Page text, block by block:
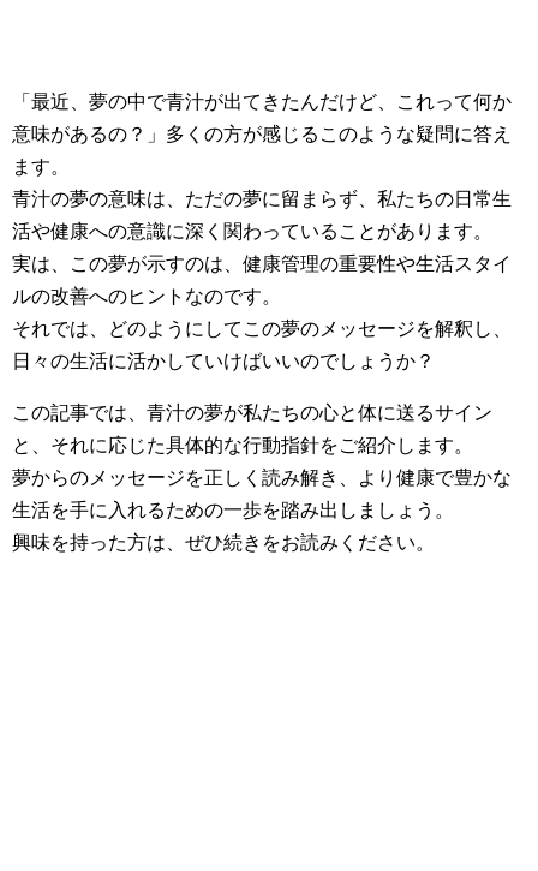
「最近、夢の中で青汁が出てきたんだけど、これって何か
意味があるの？」多くの方が感じるこのような疑問に答え
ます。
青汁の夢の意味は、ただの夢に留まらず、私たちの日常生
活や健康への意識に深く関わっていることがあります。
実は、この夢が示すのは、健康管理の重要性や生活スタイ
ルの改善へのヒントなのです。
それでは、どのようにしてこの夢のメッセージを解釈し、
日々の生活に活かしていけばいいのでしょうか？
この記事では、青汁の夢が私たちの心と体に送るサイン
と、それに応じた具体的な行動指針をご紹介します。
夢からのメッセージを正しく読み解き、より健康で豊かな
生活を手に入れるための一歩を踏み出しましょう。
興味を持った方は、ぜひ続きをお読みください。